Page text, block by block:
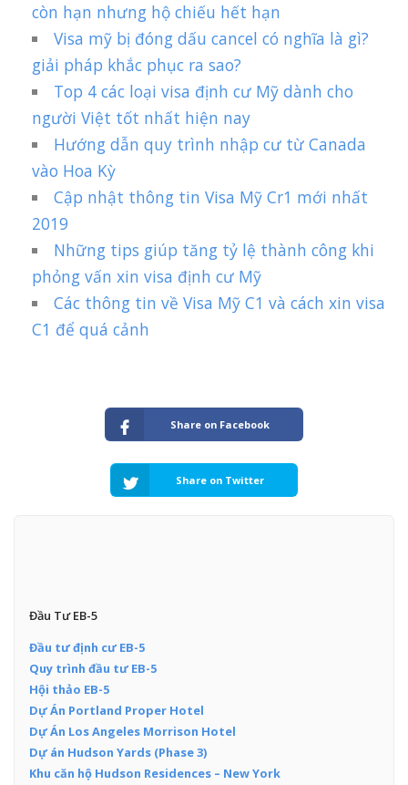
còn hạn nhưng hộ chiếu hết hạn
Visa mỹ bị đóng dấu cancel có nghĩa là gì?
giải pháp khắc phục ra sao?
Top 4 các loại visa định cư Mỹ dành cho
người Việt tốt nhất hiện nay
Hướng dẫn quy trình nhập cư từ Canada
vào Hoa Kỳ
Cập nhật thông tin Visa Mỹ Cr1 mới nhất
2019
Những tips giúp tăng tỷ lệ thành công khi
phỏng vấn xin visa định cư Mỹ
Các thông tin về Visa Mỹ C1 và cách xin visa
C1 để quá cảnh
Share on Facebook
Share on Twitter
Đầu Tư EB-5
Đầu tư định cư EB-5
Quy trình đầu tư EB-5
Hội thảo EB-5
Dự Án Portland Proper Hotel
Dự Án Los Angeles Morrison Hotel
Dự án Hudson Yards (Phase 3)
Khu căn hộ Hudson Residences – New York